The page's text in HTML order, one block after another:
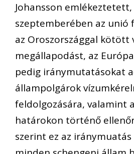
Johansson emlékeztetett,
szeptemberében az unió
az Oroszországgal kötött
megállapodást, az
pedig iránymutatásokat
állampolgárok
feldolgozására, valamint
határokon történő
szerint ez az